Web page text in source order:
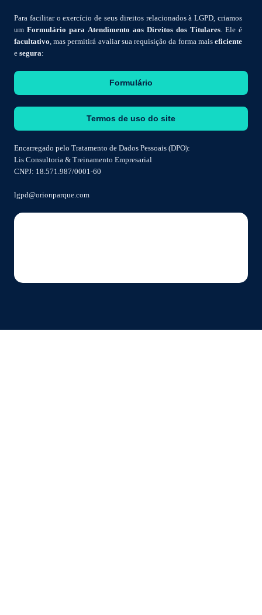
Para facilitar o exercício de seus direitos relacionados à LGPD, criamos
um Formulário para Atendimento aos Direitos dos Titulares. Ele é
facultativo, mas permitirá avaliar sua requisição da forma mais eficiente
e segura:
Formulário
Termos de uso do site
Encarregado pelo Tratamento de Dados Pessoais (DPO):
Lis Consultoria & Treinamento Empresarial
CNPJ: 18.571.987/0001-60
lgpd@orionparque.com